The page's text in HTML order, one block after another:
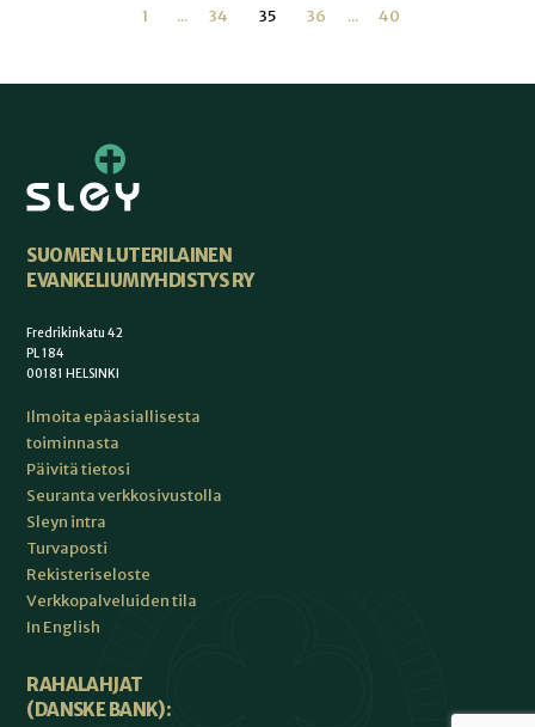
1 ... 34 35 36 ... 40
SUOMEN LUTERILAINEN
EVANKELIUMIYHDISTYS RY
Fredrikinkatu 42
PL 184
00181 HELSINKI
Ilmoita epäasiallisesta
toiminnasta
Päivitä tietosi
Seuranta verkkosivustolla
Sleyn intra
Turvaposti
Rekisteriseloste
Verkkopalveluiden tila
In English
RAHALAHJAT
(DANSKE BANK):